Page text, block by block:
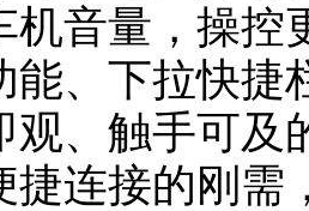
机音量，操控
能、下拉快捷
观、触手可及
捷连接的刚需